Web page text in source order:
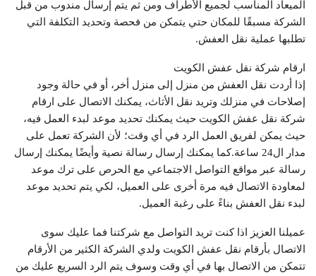
الميعاد المناسب لجميع الأطراف ومن ثم يتم إرسال مندوب من قبل
الشركة مسبقًا للمكان حتي يتمكن من فحصة وتحديد التكلفة التي
تطلبها عملية نقل العفش.
ارقام شركة نقل عفش الكويت
إذا أردت نقل العفش من منزل إلى منزل أخر، أو في حالة وجود
إصلاحات في منزلك وتريد نقل الأثاث، يمكنك الاتصال على ارقام
شركة نقل عفش الكويت حيث يمكنك تحديد موعد لبدء العمل فيه،
حيث يمكن لفريق العمل الرد في أي وقت؛ لأن الشركة تعمل على
مدار ال24 ساعة.كما يمكنك إرسال رسالة نصية وأيضًا يمكنك إرسال
رسالة عبر مواقع التواصل الاجتماعي مع الحرص على ترك موعد
لمعاودة الاتصال فيه مرة أخرى على العميل، لكي يتم تحديد موعد
لبدء نقل العفش بناءً على رغبة العميل.
عميلنا العزيز اذا كنت تريد التواصل مع شركتنا فما عليك سوى
الاتصال بأرقام نقل عفش الكويت ولدي الشركة الكثير من الأرقام
تتمكن من الاتصال بها في أي وقت وسوف يتم الرد السريع عليك من